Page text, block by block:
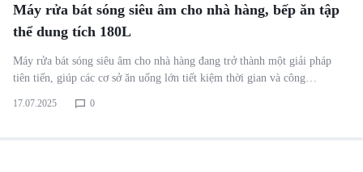
Máy rửa bát sóng siêu âm cho nhà hàng, bếp ăn tập
thể dung tích 180L
Máy rửa bát sóng siêu âm cho nhà hàng đang trở thành một giải pháp
tiên tiến, giúp các cơ sở ăn uống lớn tiết kiệm thời gian và công…
17.07.2025 0